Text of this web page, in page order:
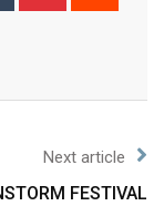
Next article
FESTIVAL